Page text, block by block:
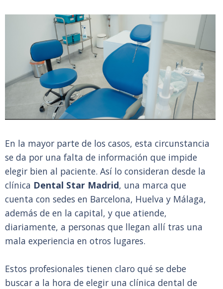
En la mayor parte de los casos, esta circunstancia
se da por una falta de información que impide
elegir bien al paciente. Así lo consideran desde la
clínica Dental Star Madrid, una marca que
cuenta con sedes en Barcelona, Huelva y Málaga,
además de en la capital, y que atiende,
diariamente, a personas que llegan allí tras una
mala experiencia en otros lugares.
Estos profesionales tienen claro qué se debe
buscar a la hora de elegir una clínica dental de